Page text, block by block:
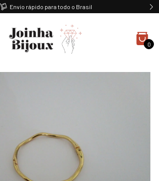
Envio rápido para todo o Brasil
0